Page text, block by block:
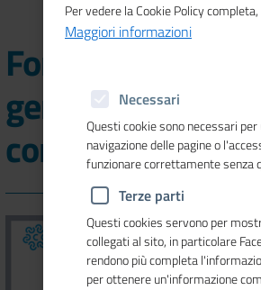
Formazione dei
generali delle
commercio
Per vedere la Cookie Policy completa,
Maggiori informazioni
Necessari
Questi cookie sono necessari
navigazione delle pagine o
funzionare correttamente senza
Terze parti
Questi cookies servono per
collegati al sito, in particolare
rendono più completa
per ottenere un'informazione